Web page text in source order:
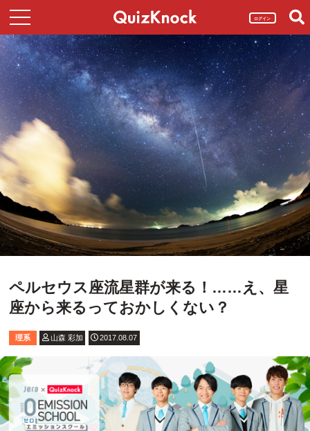
ログイン
ペルセウス座流星群が来る！……え、星
座から来るっておかしくない？
理系 山森 彩加 2017.08.07